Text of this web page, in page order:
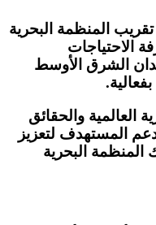
المنظمة البحرية
الاحتياجات
الشرق الأوسط
العالمية والحقائق
المستهدف لتعزيز
المنظمة البحرية